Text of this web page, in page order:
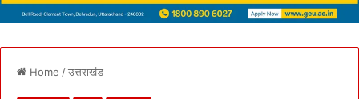
Home /उत्तराखंड